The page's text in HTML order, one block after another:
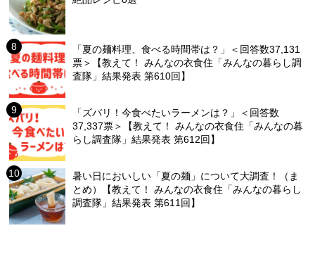
「夏の麺料理、食べる時間帯は？」＜回答数37,131
票＞【教えて！ みんなの衣食住「みんなの暮らし調
査隊」結果発表 第610回】
「ズバリ！今食べたいラーメンは？」＜回答数
37,337票＞【教えて！ みんなの衣食住「みんなの暮
らし調査隊」結果発表 第612回】
暑い日においしい「夏の麺」について大調査！（ま
とめ）【教えて！ みんなの衣食住「みんなの暮らし
調査隊」結果発表 第611回】